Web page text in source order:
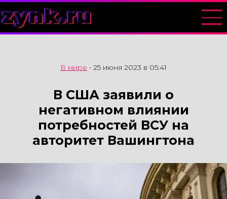
zynk.ru
В мире • 25 июня 2023 в 05:41
В США заявили о
негативном влиянии
потребностей ВСУ на
авторитет Вашингтона